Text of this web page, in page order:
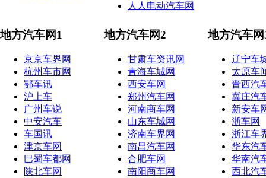
人人电动汽车网
地方汽车网1
京京车界网
杭州车市网
鄂车讯
沪上车
广州车说
中安汽车
车国讯
津京车网
巴蜀车都网
陕北车网
地方汽车网2
甘肃车资讯网
青海车城网
西安车网
郑州汽车网
河南商车网
山东车城网
济南车界网
南昌汽车网
合肥车网
南阳商车网
地方汽车网
辽宁车
太原车
晋西汽
冀庄汽
新安车
浙车网
浙江车
华东汽
华南汽
西北汽